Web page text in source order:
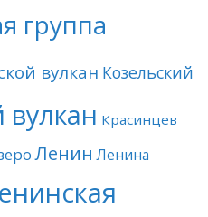
группа
вулкан Козельский
вулкан Красинцев
Ленин Ленина